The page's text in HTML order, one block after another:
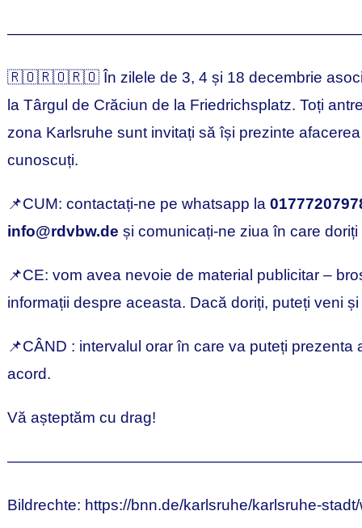
🇷🇴🇷🇴🇷🇴 În zilele de 3, 4 și 18 decembrie
la Târgul de Crăciun de la Friedrichsplatz. Toți
zona Karlsruhe sunt invitați să își prezinte
cunoscuți.
📌CUM: contactați-ne pe whatsapp la
info@rdvbw.de și comunicați-ne ziua în care
📌CE: vom avea nevoie de material publicitar –
informații despre aceasta. Dacă doriți, puteți veni
📌CÂND : intervalul orar în care va puteți
acord.
Vă așteptăm cu drag!
Bildrechte: https://bnn.de/karlsruhe/karlsruhe-